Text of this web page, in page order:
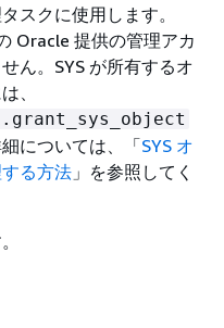
スクに使用します。
Oracle 提供の管理アカ
ん。SYS が所有するオ
、
については、「SYS オ
る方法 」を参照してく